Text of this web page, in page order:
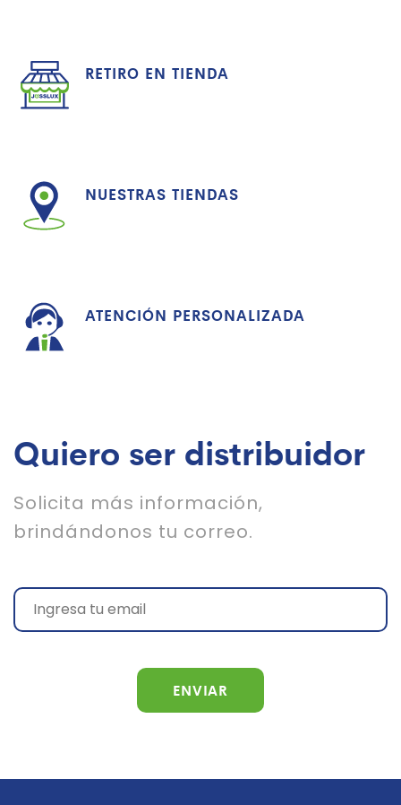
RETIRO EN TIENDA
NUESTRAS TIENDAS
ATENCIÓN PERSONALIZADA
Quiero ser distribuidor
Solicita más información,
brindándonos tu correo.